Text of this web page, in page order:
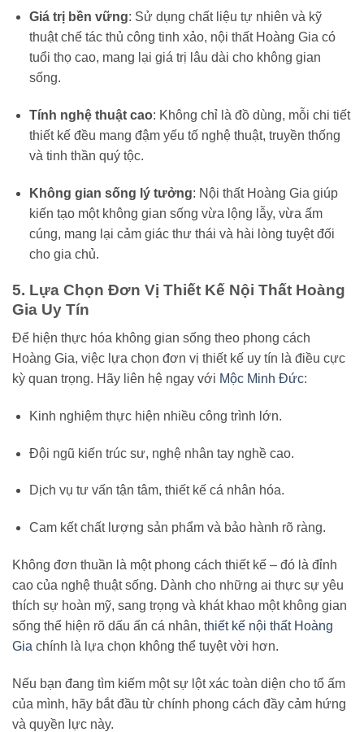
Giá trị bền vững: Sử dụng chất liệu tự nhiên và kỹ
thuật chế tác thủ công tinh xảo, nội thất Hoàng Gia có
tuổi thọ cao, mang lại giá trị lâu dài cho không gian
sống.
Tính nghệ thuật cao: Không chỉ là đồ dùng, mỗi chi tiết
thiết kế đều mang đậm yếu tố nghệ thuật, truyền thống
và tinh thần quý tộc.
Không gian sống lý tưởng: Nội thất Hoàng Gia giúp
kiến tạo một không gian sống vừa lộng lẫy, vừa ấm
cúng, mang lại cảm giác thư thái và hài lòng tuyệt đối
cho gia chủ.
5. Lựa Chọn Đơn Vị Thiết Kế Nội Thất Hoàng
Gia Uy Tín
Để hiện thực hóa không gian sống theo phong cách
Hoàng Gia, việc lựa chọn đơn vị thiết kế uy tín là điều cực
kỳ quan trọng. Hãy liên hệ ngay với Mộc Minh Đức:
Kinh nghiệm thực hiện nhiều công trình lớn.
Đội ngũ kiến trúc sư, nghệ nhân tay nghề cao.
Dịch vụ tư vấn tận tâm, thiết kế cá nhân hóa.
Cam kết chất lượng sản phẩm và bảo hành rõ ràng.
Không đơn thuần là một phong cách thiết kế – đó là đỉnh
cao của nghệ thuật sống. Dành cho những ai thực sự yêu
thích sự hoàn mỹ, sang trọng và khát khao một không gian
sống thể hiện rõ dấu ấn cá nhân, thiết kế nội thất Hoàng
Gia chính là lựa chọn không thể tuyệt vời hơn.
Nếu bạn đang tìm kiếm một sự lột xác toàn diện cho tổ ấm
của mình, hãy bắt đầu từ chính phong cách đầy cảm hứng
và quyền lực này.